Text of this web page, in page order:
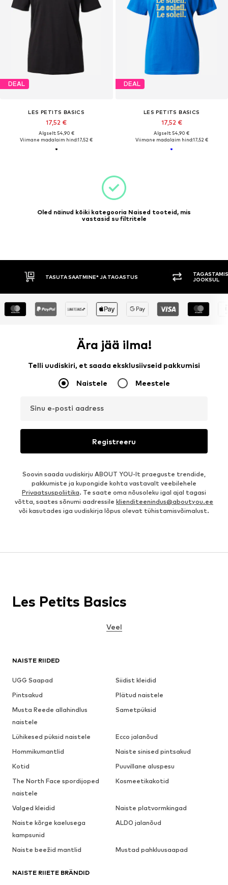
DEAL
LES PETITS BASICS
17,52 €
Algselt: 54,90 €
Viimane madalaim hind:17,52 €
DEAL
LES PETITS BASICS
17,52 €
Algselt: 54,90 €
Viimane madalaim hind:17,52 €
Oled näinud kõiki kategooria Naised tooteid, mis
vastasid su filtritele
TASUTA SAATMINE* JA TAGASTUS
JOOKSUL
Ära jää ilma!
Telli uudiskiri, et saada eksklusiivseid pakkumisi
Naistele Meestele
Sinu e-posti aadress
Registreeru
Soovin saada uudiskirju ABOUT YOU-lt praeguste trendide,
pakkumiste ja kupongide kohta vastavalt veebilehele
Privaatsuspoliitika. Te saate oma nõusoleku igal ajal tagasi
võtta, saates sõnumi aadressile klienditeenindus@aboutyou.ee
või kasutades iga uudiskirja lõpus olevat tühistamisvõimalust.
NAISTE RIIDED
UGG Saapad
Siidist kleidid
Pintsakud
Plätud naistele
Musta Reede allahindlus
naistele
Sametpüksid
Lühikesed püksid naistele
Ecco jalanõud
Hommikumantlid
Naiste sinised pintsakud
Kotid
Puuvillane aluspesu
The North Face spordijoped
naistele
Kosmeetikakotid
Valged kleidid
Naiste platvormkingad
Naiste kõrge kaelusega
kampsunid
ALDO jalanõud
Naiste beežid mantlid Mustad pahkluusaapad
NAISTE RIIETE BRÄNDID
Les Petits Basics
Veel